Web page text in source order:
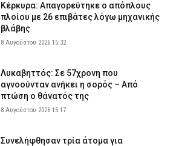
Κέρκυρα: Απαγορεύτηκε ο απόπλους
πλοίου με 26 επιβάτες λόγω μηχανικής
βλάβης
8 Αυγούστου 2026 15:32
Λυκαβηττός: Σε 57χρονη που
αγνοούνταν ανήκει η σορός – Από
πτώση ο θάνατός της
8 Αυγούστου 2026 15:17
Συνελήφθησαν τρία άτομα για